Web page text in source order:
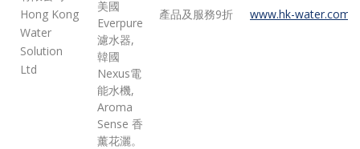
Hong Kong
Water
Solution
Ltd
美國
Everpure
濾水器,
韓國
Nexus電
能水機,
Aroma
Sense 香
薰花灑。
產品及服務9折 www.hk-water.com